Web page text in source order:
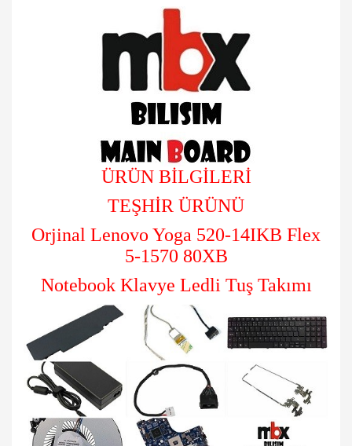
ÜRÜN BİLGİLERİ
TEŞHİR ÜRÜNÜ
Orjinal Lenovo Yoga 520-14IKB Flex
5-1570 80XB
Notebook Klavye Ledli Tuş Takımı